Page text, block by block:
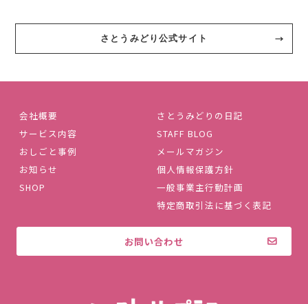
さとうみどり公式サイト
会社概要
サービス内容
おしごと事例
お知らせ
SHOP
さとうみどりの日記
STAFF BLOG
メールマガジン
個人情報保護方針
一般事業主行動計画
特定商取引法に基づく表記
お問い合わせ